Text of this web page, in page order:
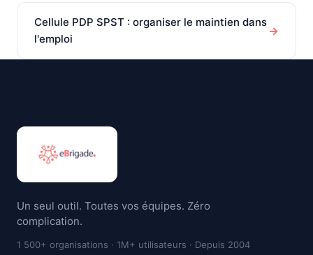
Cellule PDP SPST : organiser le maintien dans
l'emploi
→
Un seul outil. Toutes vos équipes. Zéro
complication.
1 500+ organisations · 1M+ utilisateurs · Depuis 2004